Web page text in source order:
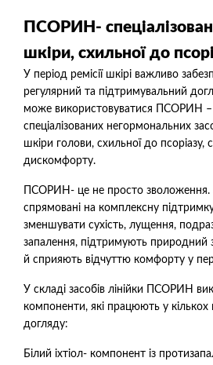
ПСОРИН-
шкіри, схильної до
У період ремісії шкірі важливо
регулярний та підтримувальний
може використовуватися ПСОРИН –
спеціалізованих негормональних
шкіри голови, схильної до псоріазу,
дискомфорту.
ПСОРИН- це не просто зволоження.
спрямовані на комплексну
зменшувати сухість, лущення,
запалення, підтримують природний
й сприяють відчуттю комфорту у
У складі засобів лінійки ПСОРИН
компоненти, які працюють у
догляду:
Білий іхтіол- компонент із